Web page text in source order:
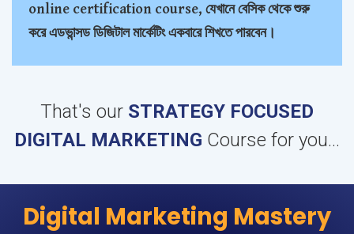
online certification course, যেখানে বেসিক থেকে শুরু
করে এডভান্সড ডিজিটাল মার্কেটিং একবারে শিখতে পারবেন।
That's our STRATEGY FOCUSED
DIGITAL MARKETING Course for you...
Digital Marketing Mastery